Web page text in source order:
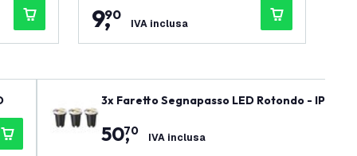
9,
90
IVA inclusa
3x Faretto Segnapasso LED Rotondo - IP67 -
50,
70 IVA inclusa